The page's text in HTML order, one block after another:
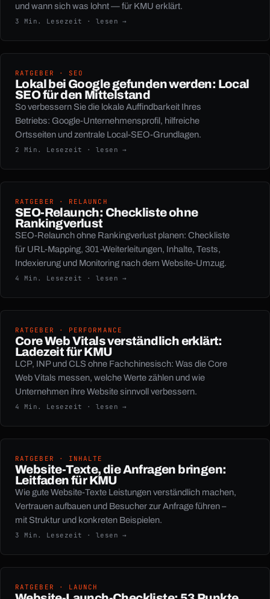
und wann sich was lohnt — für KMU erklärt.
3 Min. Lesezeit · lesen →
RATGEBER · SEO
Lokal bei Google gefunden werden: Local
SEO für den Mittelstand
So verbessern Sie die lokale Auffindbarkeit Ihres
Betriebs: Google-Unternehmensprofil, hilfreiche
Ortsseiten und zentrale Local-SEO-Grundlagen.
2 Min. Lesezeit · lesen →
RATGEBER · RELAUNCH
SEO-Relaunch: Checkliste ohne
Rankingverlust
SEO-Relaunch ohne Rankingverlust planen: Checkliste
für URL-Mapping, 301-Weiterleitungen, Inhalte, Tests,
Indexierung und Monitoring nach dem Website-Umzug.
4 Min. Lesezeit · lesen →
RATGEBER · PERFORMANCE
Core Web Vitals verständlich erklärt:
Ladezeit für KMU
LCP, INP und CLS ohne Fachchinesisch: Was die Core
Web Vitals messen, welche Werte zählen und wie
Unternehmen ihre Website sinnvoll verbessern.
4 Min. Lesezeit · lesen →
RATGEBER · INHALTE
Website-Texte, die Anfragen bringen:
Leitfaden für KMU
Wie gute Website-Texte Leistungen verständlich machen,
Vertrauen aufbauen und Besucher zur Anfrage führen –
mit Struktur und konkreten Beispielen.
3 Min. Lesezeit · lesen →
RATGEBER · LAUNCH